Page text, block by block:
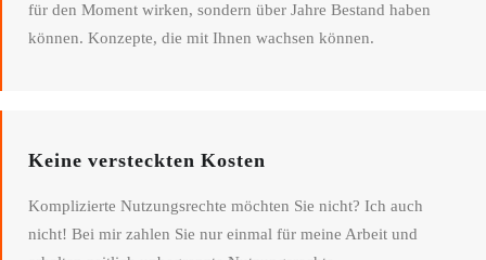
für den Moment wirken, sondern über Jahre Bestand haben
können. Konzepte, die mit Ihnen wachsen können.
Keine versteckten Kosten
Komplizierte Nutzungsrechte möchten Sie nicht? Ich auch
nicht! Bei mir zahlen Sie nur einmal für meine Arbeit und